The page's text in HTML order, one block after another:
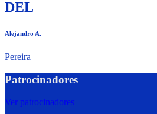
DEL
Alejandro A.
Pereira
Patrocinadores
Ver patrocinadores